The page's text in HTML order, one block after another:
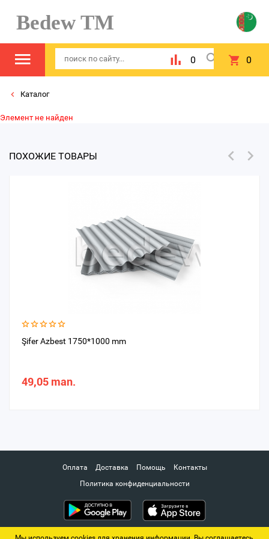
Bedew TM
0 0
Каталог
Элемент не найден
ПОХОЖИЕ ТОВАРЫ
Şifer Azbest 1750*1000 mm
49,05 man.
Оплата Доставка Помощь
Контакты
Политика конфиденциальности